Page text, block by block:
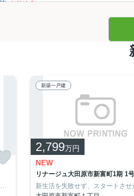
1価格改定
のご相談等承っております。
いませ♪
持ち回りにつき、事前に来場予約のご連絡
のお知らせ】
産のホームページをご覧いただき、誠にあ
ページをリニューアルしました✨
り見やすく、探したい情報がすぐに見つ
ぜひチェックしてみてください
新築一戸建
2,799万円
NEW
リナージュ大田原市新富町1期 1